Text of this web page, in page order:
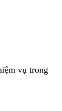
vụ trong